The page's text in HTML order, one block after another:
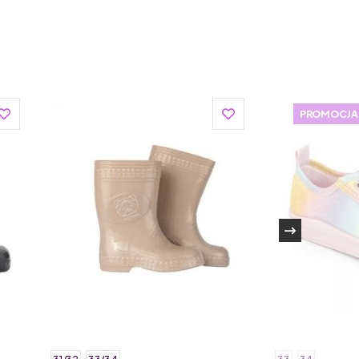
kształtom oraz dbałości o
miękkim i elastycznym wnętrzem buta, które
materiałami i doskonałym wykończeniem.
PROMOCJA